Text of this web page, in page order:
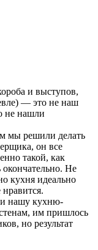
и выступов,
— это не наш
не нашли
мы решили делать
он все
такой, как
окончательно. Не
кухня идеально
нашу кухню-
им пришлось
но результат